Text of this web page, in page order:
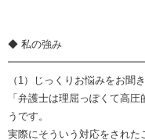
◆ 私の強み
（1）じっくりお悩みをお聞
「弁護士は理屈っぽくて高
うです。
実際にそういう対応をされた